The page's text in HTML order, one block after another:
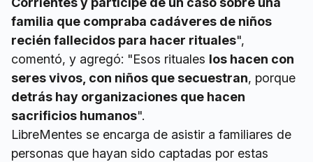
familia que compraba cadáveres de niños
recién fallecidos para hacer rituales",
comentó, y agregó: "Esos rituales los hacen con
seres vivos, con niños que secuestran, porque
detrás hay organizaciones que hacen
sacrificios humanos".
LibreMentes se encarga de asistir a familiares de
personas que hayan sido captadas por estas